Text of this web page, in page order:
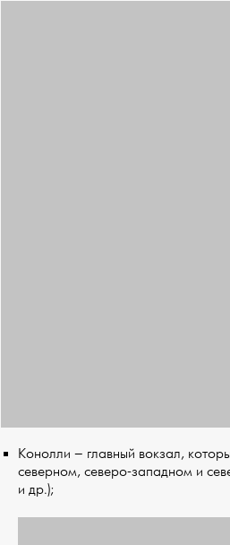
Конолли – главный вокзал,
северном, северо-западном и
и др.);